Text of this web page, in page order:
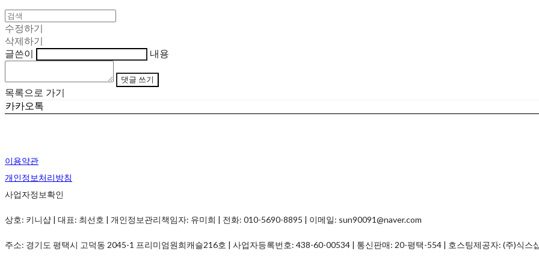
수정하기
삭제하기
글쓴이
내용
댓글 쓰기
목록으로 가기
카카오톡
이용약관
개인정보처리방침
사업자정보확인
상호: 키니샵 | 대표: 최선호 | 개인정보관리책임자: 유미희 | 전화: 010-5690-8895 | 이메일: sun90091@naver.com
주소: 경기도 평택시 고덕동 2045-1 프리미엄원희캐슬216호 | 사업자등록번호: 438-60-00534 | 통신판매: 20-평택-554 | 호스팅제공자: (주)식스